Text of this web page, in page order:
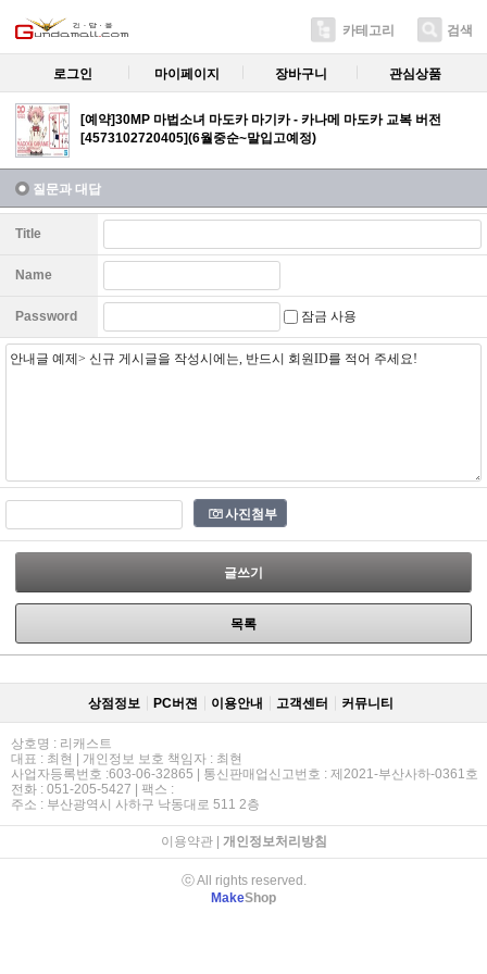
카테고리 검색
로그인 마이페이지 장바구니 관심상품
[예약]30MP 마법소녀 마도카 마기카 - 카나메 마도카 교복 버전
[4573102720405](6월중순~말입고예정)
질문과 대답
Title
Name
Password 잠금 사용
사진첨부
글쓰기
목록
상점정보 PC버젼 이용안내 고객센터 커뮤니티
상호명 : 리캐스트
대표 : 최현 | 개인정보 보호 책임자 : 최현
사업자등록번호 :603-06-32865 | 통신판매업신고번호 : 제2021-부산사하-0361호
전화 : 051-205-5427 | 팩스 :
주소 : 부산광역시 사하구 낙동대로 511 2층
이용약관| 개인정보처리방침
ⓒ All rights reserved.
MakeShop